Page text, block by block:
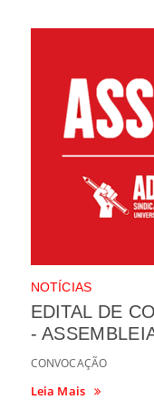
NOTÍCIAS
EDITAL DE
-
CONVOCAÇÃO
Leia Mais